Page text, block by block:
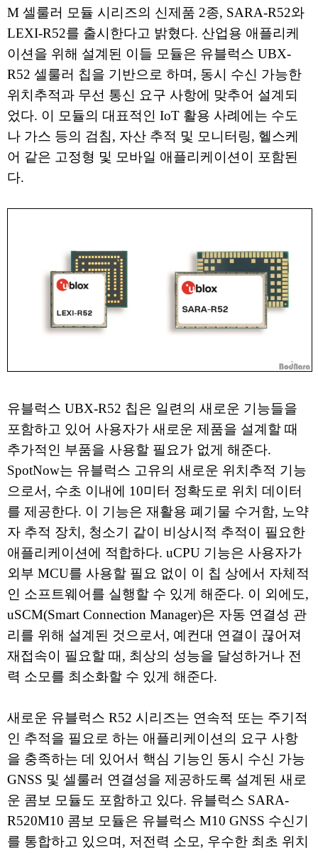
M 셀룰러 모듈 시리즈의 신제품 2종, SARA-R52와
LEXI-R52를 출시한다고 밝혔다. 산업용 애플리케
이션을 위해 설계된 이들 모듈은 유블럭스 UBX-
R52 셀룰러 칩을 기반으로 하며, 동시 수신 가능한
위치추적과 무선 통신 요구 사항에 맞추어 설계되
었다. 이 모듈의 대표적인 IoT 활용 사례에는 수도
나 가스 등의 검침, 자산 추적 및 모니터링, 헬스케
어 같은 고정형 및 모바일 애플리케이션이 포함된
다.
유블럭스 UBX-R52 칩은 일련의 새로운 기능들을
포함하고 있어 사용자가 새로운 제품을 설계할 때
추가적인 부품을 사용할 필요가 없게 해준다.
SpotNow는 유블럭스 고유의 새로운 위치추적 기능
으로서, 수초 이내에 10미터 정확도로 위치 데이터
를 제공한다. 이 기능은 재활용 폐기물 수거함, 노약
자 추적 장치, 청소기 같이 비상시적 추적이 필요한
애플리케이션에 적합하다. uCPU 기능은 사용자가
외부 MCU를 사용할 필요 없이 이 칩 상에서 자체적
인 소프트웨어를 실행할 수 있게 해준다. 이 외에도,
uSCM(Smart Connection Manager)은 자동 연결성 관
리를 위해 설계된 것으로서, 예컨대 연결이 끊어져
재접속이 필요할 때, 최상의 성능을 달성하거나 전
력 소모를 최소화할 수 있게 해준다.
새로운 유블럭스 R52 시리즈는 연속적 또는 주기적
인 추적을 필요로 하는 애플리케이션의 요구 사항
을 충족하는 데 있어서 핵심 기능인 동시 수신 가능
GNSS 및 셀룰러 연결성을 제공하도록 설계된 새로
운 콤보 모듈도 포함하고 있다. 유블럭스 SARA-
R520M10 콤보 모듈은 유블럭스 M10 GNSS 수신기
를 통합하고 있으며, 저전력 소모, 우수한 최초 위치